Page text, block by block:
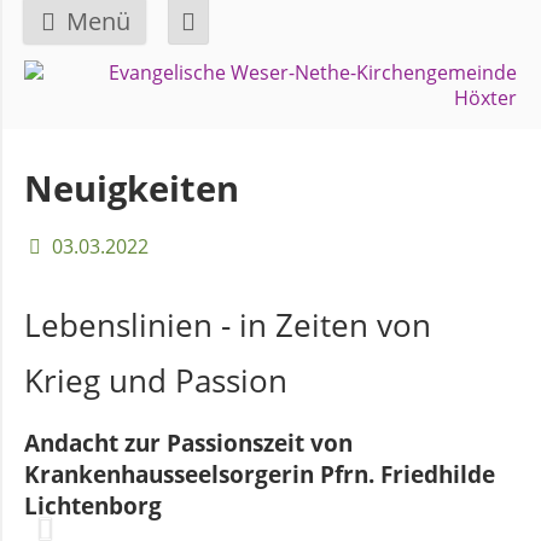
Menü
Navigation
GEMEINDE
Über
uns
Bezirke
Gremien
Ausschüsse
Neuigkeiten
03.03.2022
Lebenslinien - in Zeiten von
Krieg und Passion
Andacht zur Passionszeit von
Krankenhausseelsorgerin Pfrn. Friedhilde
Lichtenborg